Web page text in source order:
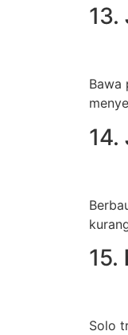
13.
Bawa
14.
15.
Solo